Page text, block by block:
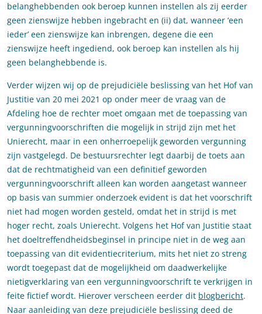
belanghebbenden ook beroep kunnen instellen als zij eerder
geen zienswijze hebben ingebracht en (ii) dat, wanneer ‘een
ieder’ een zienswijze kan inbrengen, degene die een
zienswijze heeft ingediend, ook beroep kan instellen als hij
geen belanghebbende is.
Verder wijzen wij op de prejudiciële beslissing van het Hof van
Justitie van 20 mei 2021 op onder meer de vraag van de
Afdeling hoe de rechter moet omgaan met de toepassing van
vergunningvoorschriften die mogelijk in strijd zijn met het
Unierecht, maar in een onherroepelijk geworden vergunning
zijn vastgelegd. De bestuursrechter legt daarbij de toets aan
dat de rechtmatigheid van een definitief geworden
vergunningvoorschrift alleen kan worden aangetast wanneer
op basis van summier onderzoek evident is dat het voorschrift
niet had mogen worden gesteld, omdat het in strijd is met
hoger recht, zoals Unierecht. Volgens het Hof van Justitie staat
het doeltreffendheidsbeginsel in principe niet in de weg aan
toepassing van dit evidentiecriterium, mits het niet zo streng
wordt toegepast dat de mogelijkheid om daadwerkelijke
nietigverklaring van een vergunningvoorschrift te verkrijgen in
feite fictief wordt. Hierover verscheen eerder dit blogbericht.
Naar aanleiding van deze prejudiciële beslissing deed de